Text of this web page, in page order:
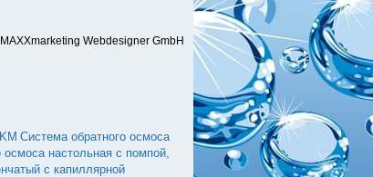
Webdesigner GmbH
Система обратного осмоса
осмоса настольная с помпой,
с капиллярной